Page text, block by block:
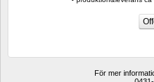
För mer